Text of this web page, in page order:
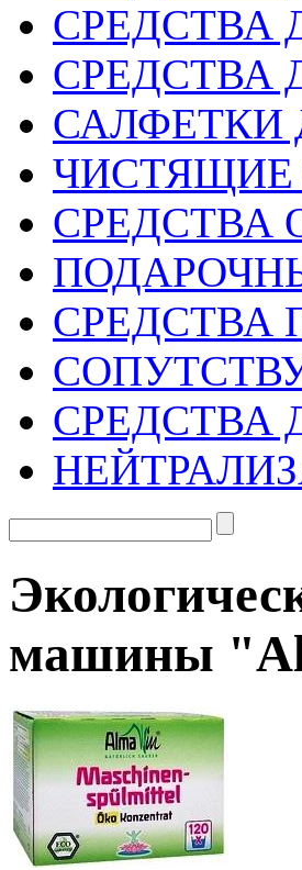
СРЕДСТВА
СРЕДСТВА
САЛФЕТКИ
ЧИСТЯЩИЕ
СРЕДСТВА
СРЕДСТВА
СРЕДСТВА
машины